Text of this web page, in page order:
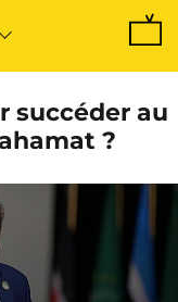
succéder au
?